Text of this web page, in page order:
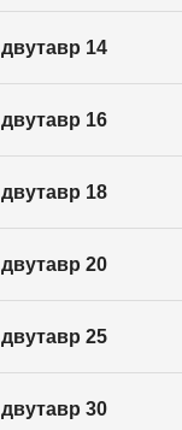
двутавр 14
двутавр 16
двутавр 18
двутавр 20
двутавр 25
двутавр 30